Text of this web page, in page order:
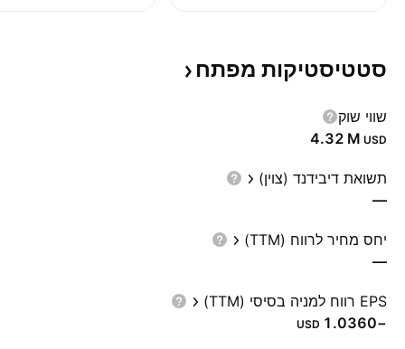
סטטיסטיקות מפתח
שווי שוק
‪4.32 M‬ USD
תשואת דיבידנד (צוין)
—
יחס מחיר לרווח (TTM)
—
EPS רווח למניה בסיסי (TTM)
−1.0360
USD